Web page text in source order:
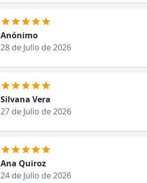
Anónimo
28 de Julio de 2026
Silvana Vera
27 de Julio de 2026
Ana Quiroz
24 de Julio de 2026